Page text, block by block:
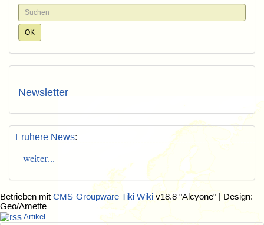
Newsletter
Frühere News:
weiter...
Betrieben mit CMS-Groupware Tiki Wiki v18.8 "Alcyone" | Design:
Geo/Amette
Artikel